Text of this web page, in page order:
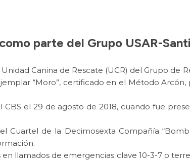
parte del Grupo USAR-
Canina de Rescate (UCR) del Grupo de
“Moro”, certificado en el Método
CBS el 29 de agosto de 2018, cuando fue
Cuartel de la Decimosexta Compañía
llamados de emergencias clave 10-3-7 o